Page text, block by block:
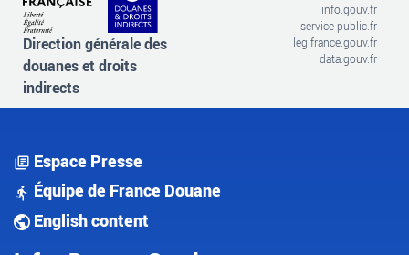
Direction générale des
douanes et droits
indirects
info.gouv.fr
service-public.fr
legifrance.gouv.fr
data.gouv.fr
Espace Presse
Équipe de France Douane
English content